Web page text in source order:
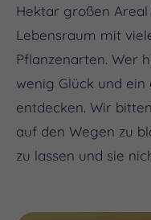
Hektar großen
Lebensraum mit
Pflanzenarten. Wer
wenig Glück und
entdecken. Wir
auf den Wegen zu
zu lassen und sie